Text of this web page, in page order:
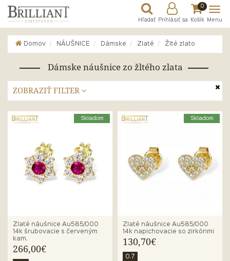
Hľadať Prihlásiť sa
0
Košík Menu
Domov NÁUŠNICE Dámske Zlaté Žlté zlato
Dámske náušnice zo žltého zlata
ZOBRAZIŤ FILTER
Skladom
Zlaté náušnice Au585/000
14k šrubovacie s červeným
kam.
266,00€
Skladom
Zlaté náušnice Au585/000
14k napichovacie so zirkónmi
130,70€
0.7